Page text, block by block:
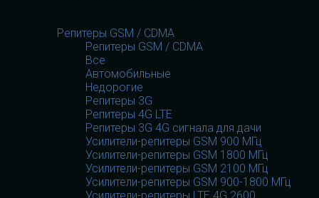
Репитеры GSM / CDMA
Репитеры GSM / CDMA
Все
Автомобильные
Недорогие
Репитеры 3G
Репитеры 4G LTE
Репитеры 3G 4G сигнала для дачи
Усилители-репитеры GSM 900 МГц
Усилители-репитеры GSM 1800 МГц
Усилители-репитеры GSM 2100 МГц
Усилители-репитеры GSM 900-1800 МГц